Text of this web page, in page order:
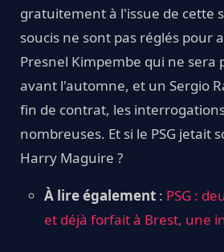
gratuitement à l'issue de cette
soucis ne sont pas réglés pour
Presnel Kimpembe qui ne sera
avant l'automne, et un Sergio
fin de contrat, les
nombreuses. Et si le PSG jetait
Harry Maguire ?
À lire également : PSG :
et déjà forfait à Brest, une